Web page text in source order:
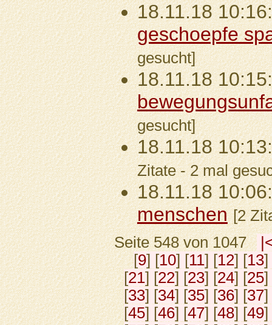
18.11.18
geschoepfe
gesucht]
18.11.18
gesucht]
18.11.18
Zitate - 2 mal
18.11.18
menschen [2
Seite 548 von 1047
[9] [10] [11] [12] [13]
[21] [22] [23] [24] [25]
[33] [34] [35] [36] [37]
[45] [46] [47] [48] [49]